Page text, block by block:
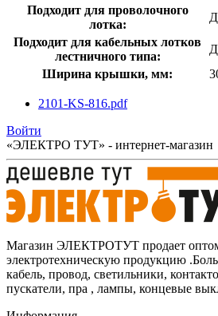
Подходит для проволочного
лотка:
Подходит для кабельных лотков
лестничного типа:
Ширина крышки, мм:
2101-KS-816.pdf
Войти
«ЭЛЕКТРО ТУТ» - интернет-магазин
Магазин ЭЛЕКТРОТУТ продает
электротехническую продукцию
кабель, провод, светильники,
пускатели, пра , лампы, концевые